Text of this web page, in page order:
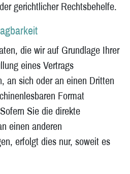
gerichtlicher Rechtsbehelfe.
die wir auf Grundlage Ihrer
eines Vertrags
an sich oder an einen Dritten
Format
Sie die direkte
einen anderen
erfolgt dies nur, soweit es